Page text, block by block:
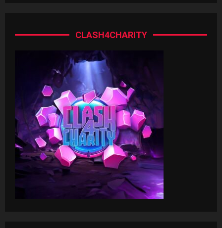
CLASH4CHARITY